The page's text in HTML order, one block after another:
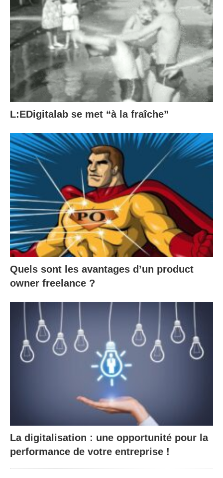
L:EDigitalab se met “à la fraîche”
Quels sont les avantages d’un product
owner freelance ?
La digitalisation : une opportunité pour la
performance de votre entreprise !